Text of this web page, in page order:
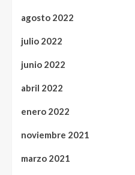
agosto 2022
julio 2022
junio 2022
abril 2022
enero 2022
noviembre 2021
marzo 2021